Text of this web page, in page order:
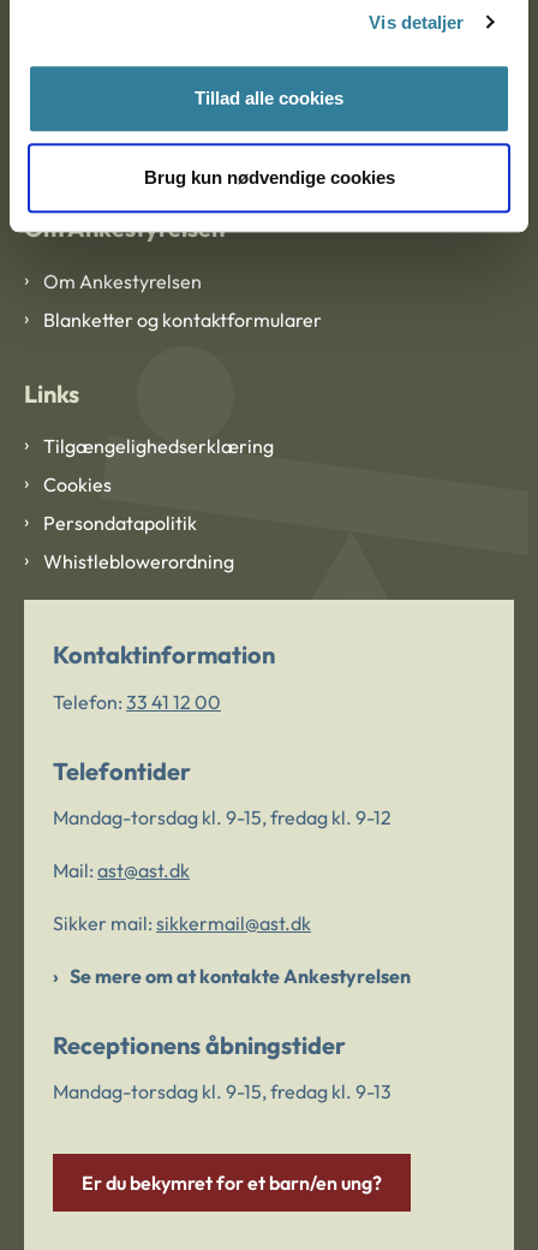
Vis detaljer
Tillad alle cookies
Brug kun nødvendige cookies
EAN: 57 98 000 35 48 21
CVR: 1007 4002
Om Ankestyrelsen
Om Ankestyrelsen
Blanketter og kontaktformularer
Links
Tilgængelighedserklæring
Cookies
Persondatapolitik
Whistleblowerordning
Kontaktinformation
Telefon: 33 41 12 00
Telefontider
Mandag-torsdag kl. 9-15, fredag kl. 9-12
Mail: ast@ast.dk
Sikker mail: sikkermail@ast.dk
Se mere om at kontakte Ankestyrelsen
Receptionens åbningstider
Mandag-torsdag kl. 9-15, fredag kl. 9-13
Er du bekymret for et barn/en ung?